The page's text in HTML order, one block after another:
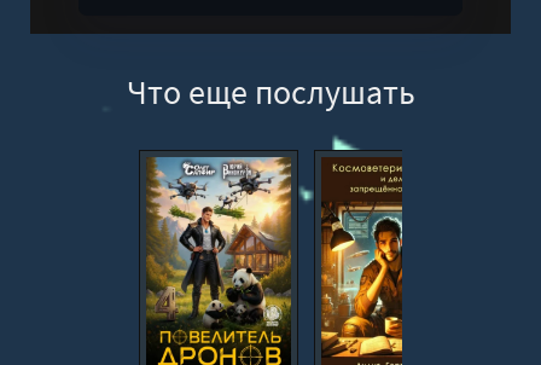
Что еще послушать